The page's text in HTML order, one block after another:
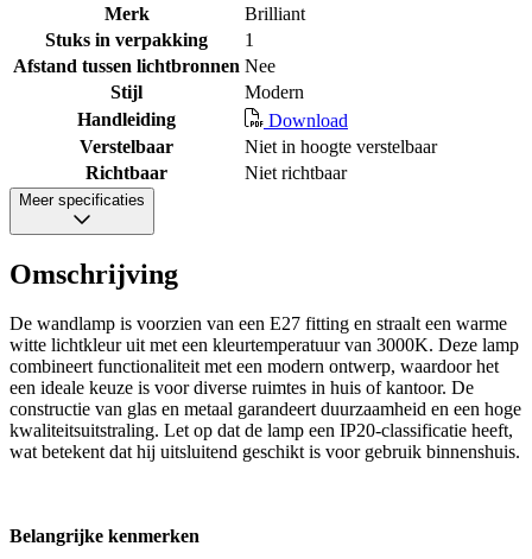
Merk
Brilliant
Stuks in verpakking
1
Afstand tussen lichtbronnen Nee
Stijl
Modern
Handleiding
Download
Verstelbaar
Niet in hoogte verstelbaar
Richtbaar
Niet richtbaar
Meer specificaties
Omschrijving
De wandlamp is voorzien van een E27 fitting en straalt een warme
witte lichtkleur uit met een kleurtemperatuur van 3000K. Deze lamp
combineert functionaliteit met een modern ontwerp, waardoor het
een ideale keuze is voor diverse ruimtes in huis of kantoor. De
constructie van glas en metaal garandeert duurzaamheid en een hoge
kwaliteitsuitstraling. Let op dat de lamp een IP20-classificatie heeft,
wat betekent dat hij uitsluitend geschikt is voor gebruik binnenshuis.
Belangrijke kenmerken